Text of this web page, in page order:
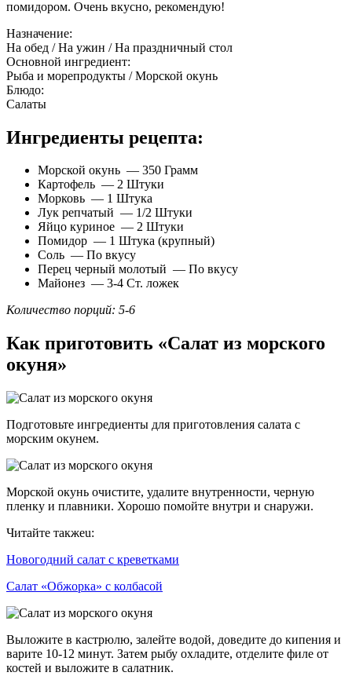
помидором. Очень вкусно, рекомендую!
Назначение:
На обед / На ужин / На праздничный стол
Основной ингредиент:
Рыба и морепродукты / Морской окунь
Блюдо:
Салаты
Ингредиенты рецепта:
Морской окунь — 350 Грамм
Картофель — 2 Штуки
Морковь — 1 Штука
Лук репчатый — 1/2 Штуки
Яйцо куриное — 2 Штуки
Помидор — 1 Штука (крупный)
Соль — По вкусу
Перец черный молотый — По вкусу
Майонез — 3-4 Ст. ложек
Количество порций: 5-6
Как приготовить «Салат из морского
окуня»
Подготовьте ингредиенты для приготовления салата с
морским окунем.
Морской окунь очистите, удалите внутренности, черную
пленку и плавники. Хорошо помойте внутри и снаружи.
Читайте такжеu:
Новогодний салат с креветками
Салат «Обжорка» с колбасой
Выложите в кастрюлю, залейте водой, доведите до кипения и
варите 10-12 минут. Затем рыбу охладите, отделите филе от
костей и выложите в салатник.